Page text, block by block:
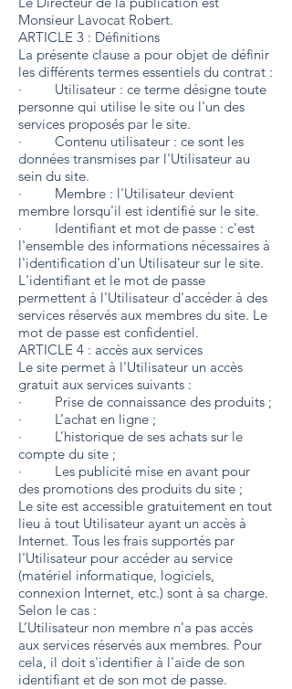
Monsieur Lavocat Robert.
ARTICLE 3 : Définitions
La présente clause a pour objet de définir
les différents termes essentiels du contrat :
· Utilisateur : ce terme désigne toute
personne qui utilise le site ou l'un des
services proposés par le site.
· Contenu utilisateur : ce sont les
données transmises par l'Utilisateur au
sein du site.
· Membre : l'Utilisateur devient
membre lorsqu'il est identifié sur le site.
· Identifiant et mot de passe : c'est
l'ensemble des informations nécessaires à
l'identification d'un Utilisateur sur le site.
L'identifiant et le mot de passe
permettent à l'Utilisateur d'accéder à des
services réservés aux membres du site. Le
mot de passe est confidentiel.
ARTICLE 4 : accès aux services
Le site permet à l'Utilisateur un accès
gratuit aux services suivants :
· Prise de connaissance des produits ;
· L’achat en ligne ;
· L’historique de ses achats sur le
compte du site ;
· Les publicité mise en avant pour
des promotions des produits du site ;
Le site est accessible gratuitement en tout
lieu à tout Utilisateur ayant un accès à
Internet. Tous les frais supportés par
l'Utilisateur pour accéder au service
(matériel informatique, logiciels,
connexion Internet, etc.) sont à sa charge.
Selon le cas :
L’Utilisateur non membre n'a pas accès
aux services réservés aux membres. Pour
cela, il doit s'identifier à l'aide de son
identifiant et de son mot de passe.